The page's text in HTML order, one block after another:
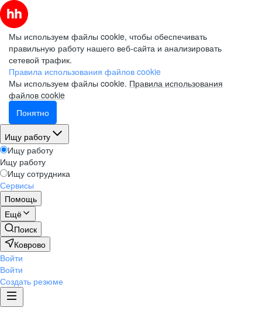
Мы используем файлы cookie, чтобы обеспечивать
правильную работу нашего веб-сайта и анализировать
сетевой трафик.
Правила использования файлов cookie
Мы используем файлы cookie. Правила использования
файлов cookie
Понятно
Ищу работу
Ищу работу
Ищу работу
Ищу сотрудника
Сервисы
Помощь
Ещё
Поиск
Коврово
Войти
Войти
Создать резюме